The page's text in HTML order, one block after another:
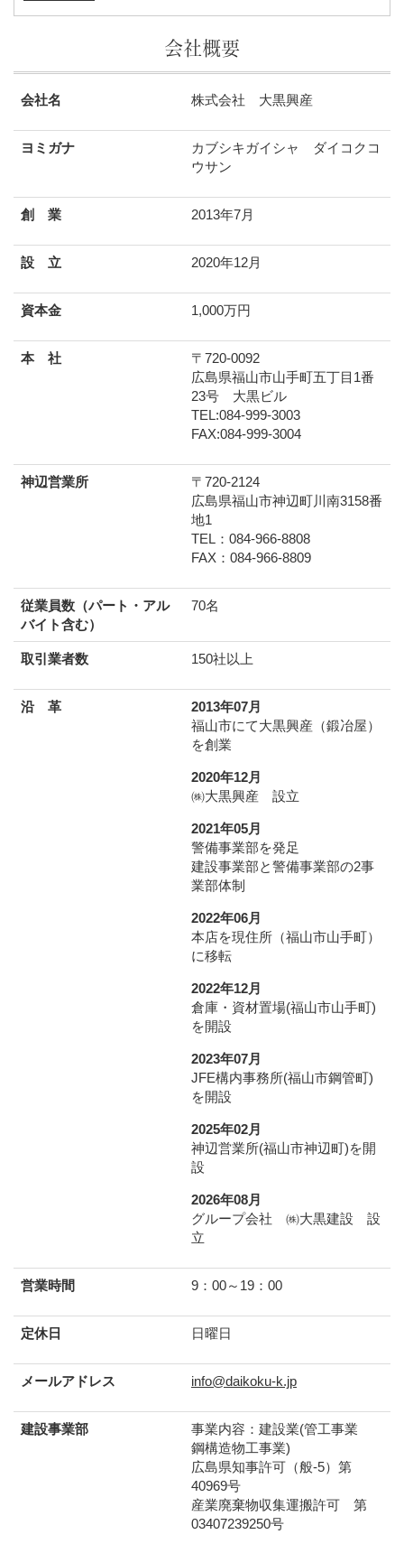
会社概要
会社名 株式会社 大黒興産
ヨミガナ
カブシキガイシャ ダイコクコ
ウサン
創 業 2013年7月
設 立 2020年12月
資本金 1,000万円
本 社
〒720-0092
広島県福山市山手町五丁目1番
23号 大黒ビル
TEL:084-999-3003
FAX:084-999-3004
神辺営業所
〒720-2124
広島県福山市神辺町川南3158番
地1
TEL：084-966-8808
FAX：084-966-8809
従業員数（パート・アル
バイト含む）
70名
取引業者数 150社以上
沿 革
2013年07月
福山市にて大黒興産（鍛冶屋）
を創業
2020年12月
㈱大黒興産 設立
2021年05月
警備事業部を発足
建設事業部と警備事業部の2事
業部体制
2022年06月
本店を現住所（福山市山手町）
に移転
2022年12月
倉庫・資材置場(福山市山手町)
を開設
2023年07月
JFE構内事務所(福山市鋼管町)
を開設
2025年02月
神辺営業所(福山市神辺町)を開
設
2026年08月
グループ会社 ㈱大黒建設 設
立
営業時間 9：00～19：00
定休日 日曜日
メールアドレス info@daikoku-k.jp
建設事業部
事業内容：建設業(管工事業
鋼構造物工事業)
広島県知事許可（般-5）第
40969号
産業廃棄物収集運搬許可 第
03407239250号